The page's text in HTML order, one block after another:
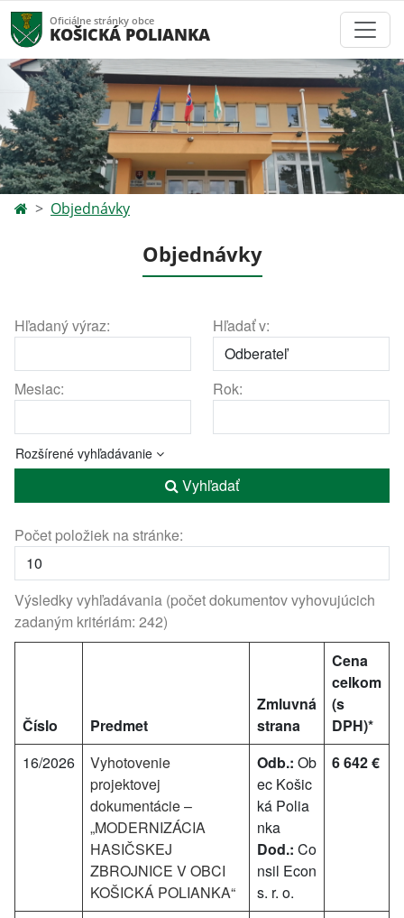
Oficiálne stránky obce
KOŠICKÁ POLIANKA
Objednávky
Objednávky
Hľadaný výraz: Hľadať v:
Mesiac: Rok:
Rozšírené vyhľadávanie
Vyhľadať
Počet položiek na stránke:
Výsledky vyhľadávania (počet dokumentov vyhovujúcich
zadaným kritériám: 242)
Číslo Predmet
Zmluvná
strana
Cena
celkom
(s
DPH)*
16/2026
Vyhotovenie
projektovej
dokumentácie –
„MODERNIZÁCIA
HASIČSKEJ
ZBROJNICE V OBCI
KOŠICKÁ POLIANKA“
Odb.: Ob
ec Košic
ká Polia
nka
Dod.: Co
nsil Econ
s. r. o.
6 642 €